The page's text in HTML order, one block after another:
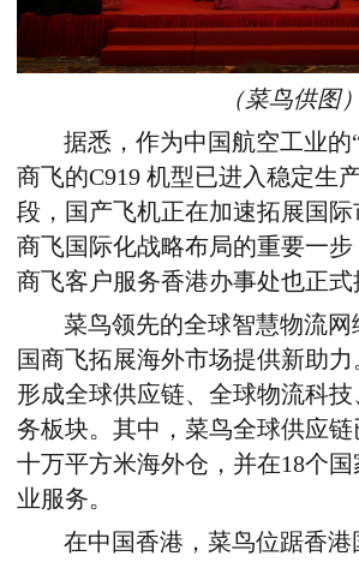
（菜鸟供图）
据悉，作为中国航空工业的
商飞的C919 机型已进入稳定生
段，国产飞机正在加速拓展国际
商飞国际化战略布局的重要一步
商飞客户服务香港办事处也正式
菜鸟领先的全球智慧物流网
国商飞拓展海外市场提供新助
形成全球供应链、全球物流科技
务板块。 其中， 菜鸟全球供应链
十万平方米海外仓， 并在18个
业服务。
在中国香港，菜鸟位踞香港